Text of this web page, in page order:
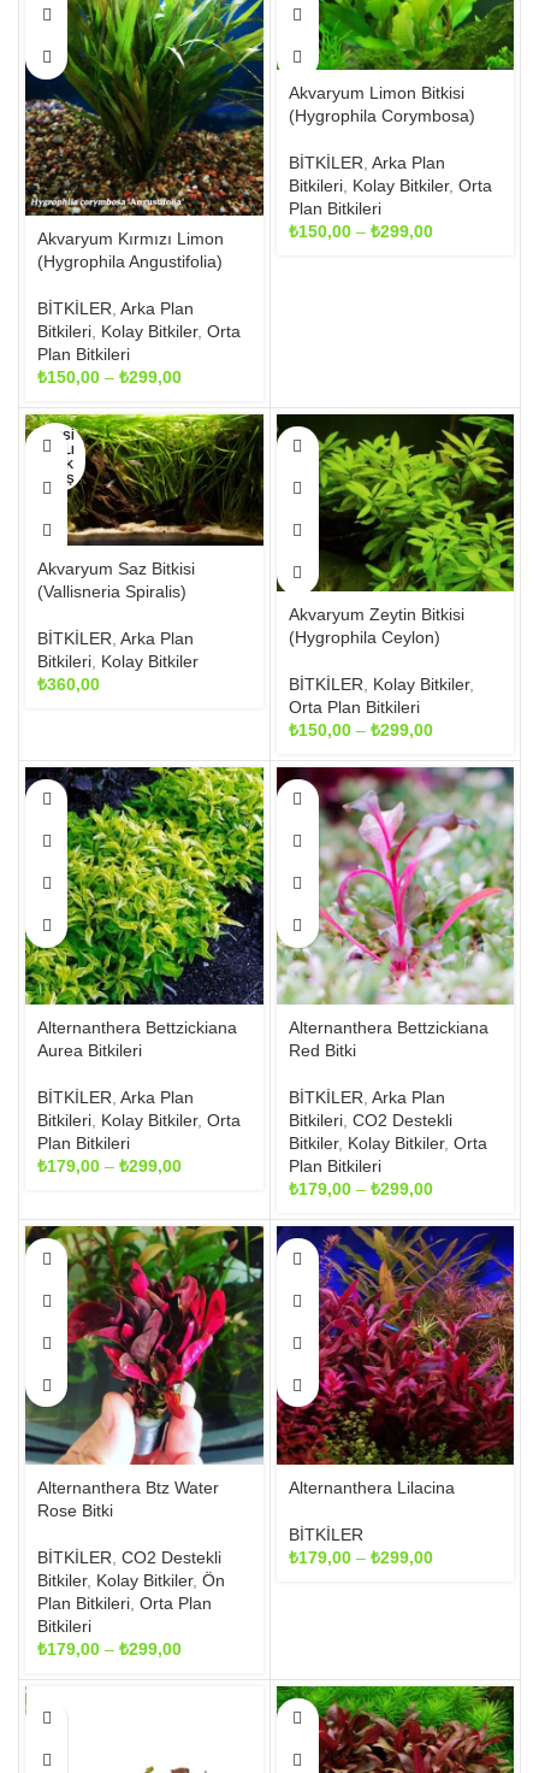
varyasyonu
Seçenekler
ürün
sayfasından
seçilebilir
Akvaryum Kırmızı Limon
(Hygrophila Angustifolia)
BİTKİLER Arka Plan
Bitkileri Kolay Bitkiler, Orta
Plan Bitkileri
₺150,00 – ₺299,00Fiyat
₺150,00
-
₺299,00
varyasyonu
Seçenekler
sayfasından
seçilebilir
Akvaryum Limon Bitkisi
(Hygrophila Corymbosa)
BİTKİLER, Arka Plan
Bitkileri, Kolay Bitkiler, Orta
Plan Bitkileri
₺150,00 – ₺299,00Fiyat
HEPSI
SATILI
P TÜK
ENMIŞ
Bu
ürünün
birden
varyasyonu
Seçenekler
ürün
seçilebilir
Akvaryum Saz Bitkisi
(Vallisneria Spiralis)
BİTKİLER, Arka Plan
Bitkileri, Kolay Bitkiler
₺360,00
Bu
ürünün
birden
varyasyonu
Seçenekler
ürün
sayfasından
seçilebilir
Akvaryum Zeytin Bitkisi
(Hygrophila Ceylon)
BİTKİLER Kolay Bitkiler,
Orta Plan Bitkileri
₺150,00 – ₺299,00Fiyat
₺150,00
-
₺299,00
Bu
ürünün
birden
varyasyonu
Seçenekler
ürün
sayfasından
seçilebilir
Alternanthera Bettzickiana
Aurea Bitkileri
BİTKİLER Arka Plan
Bitkileri Kolay Bitkiler, Orta
Plan Bitkileri
₺179,00 – ₺299,00Fiyat
-
₺299,00
Bu
ürünün
birden
varyasyonu
Seçenekler
ürün
sayfasından
seçilebilir
Alternanthera Bettzickiana
Red Bitki
BİTKİLER Arka Plan
Bitkileri, CO2 Destekli
Bitkiler, Kolay Bitkiler, Orta
Plan Bitkileri
₺179,00 – ₺299,00Fiyat
₺179,00
-
₺299,00
Bu
ürünün
birden
varyasyonu
Seçenekler
ürün
sayfasından
seçilebilir
Alternanthera Btz Water
Rose Bitki
BİTKİLER CO2 Destekli
Bitkiler, Kolay Bitkiler, Ön
Plan Bitkileri Orta Plan
Bitkileri
₺179,00 – ₺299,00Fiyat
Bu
ürünün
birden
varyasyonu
Seçenekler
ürün
sayfasından
seçilebilir
Alternanthera Lilacina
BİTKİLER
₺179,00 – ₺299,00Fiyat
Bu
birden
Bu
ürünün
birden